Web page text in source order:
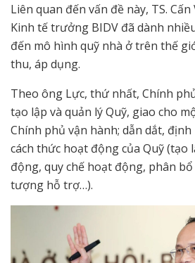
Liên quan đến vấn đề này, TS.
Kinh tế trưởng BIDV đã dành
đến mô hình quỹ nhà ở trên thế
thu, áp dụng.
Theo ông Lực, thứ nhất, Chính
tạo lập và quản lý Quỹ, giao cho
Chính phủ vận hành; dẫn dắt,
cách thức hoạt động của Quỹ (tạo
động, quy chế hoạt động, phân
tượng hỗ trợ…).